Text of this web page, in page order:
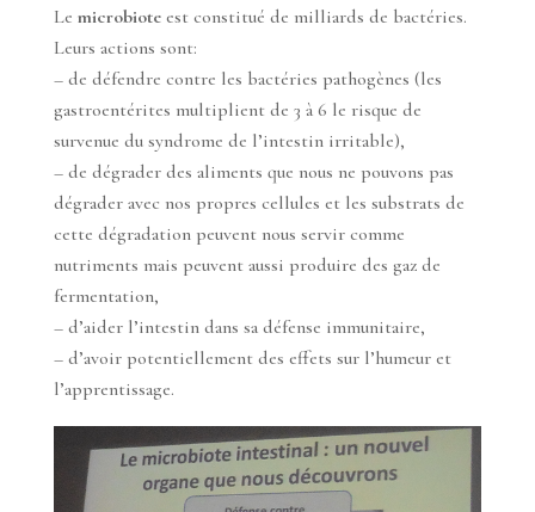
Le microbiote est constitué de milliards de bactéries.
Leurs actions sont:
– de défendre contre les bactéries pathogènes (les
gastroentérites multiplient de 3 à 6 le risque de
survenue du syndrome de l’intestin irritable),
– de dégrader des aliments que nous ne pouvons pas
dégrader avec nos propres cellules et les substrats de
cette dégradation peuvent nous servir comme
nutriments mais peuvent aussi produire des gaz de
fermentation,
– d’aider l’intestin dans sa défense immunitaire,
– d’avoir potentiellement des effets sur l’humeur et
l’apprentissage.